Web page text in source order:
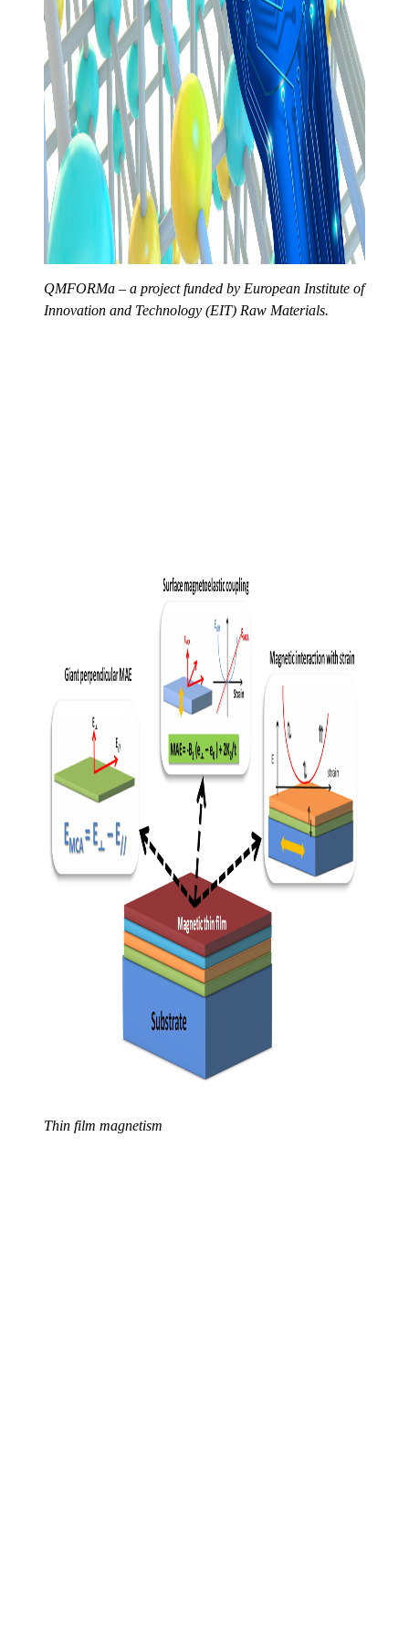
QMFORMa – a project funded by European Institute of
Innovation and Technology (EIT) Raw Materials.
Thin film magnetism